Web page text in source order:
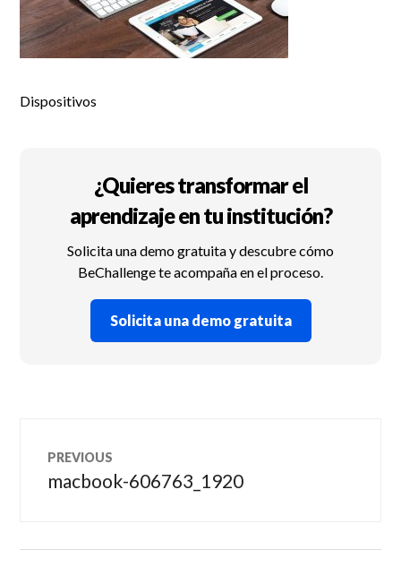
Dispositivos
¿Quieres transformar el
aprendizaje en tu institución?
Solicita una demo gratuita y descubre cómo
BeChallenge te acompaña en el proceso.
Solicita una demo gratuita
PREVIOUS
Previous
macbook-606763_1920